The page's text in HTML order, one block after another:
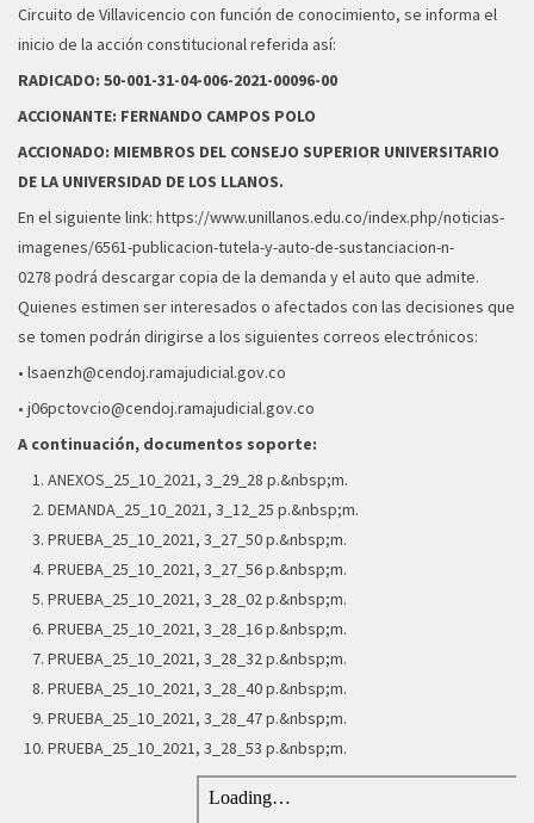
Circuito de Villavicencio con función de conocimiento, se informa el
inicio de la acción constitucional referida así:
RADICADO: 50-001-31-04-006-2021-00096-00
ACCIONANTE: FERNANDO CAMPOS POLO
ACCIONADO: MIEMBROS DEL CONSEJO SUPERIOR UNIVERSITARIO
DE LA UNIVERSIDAD DE LOS LLANOS.
En el siguiente link: https://www.unillanos.edu.co/index.php/noticias-
imagenes/6561-publicacion-tutela-y-auto-de-sustanciacion-n-
0278 podrá descargar copia de la demanda y el auto que admite.
Quienes estimen ser interesados o afectados con las decisiones que
se tomen podrán dirigirse a los siguientes correos electrónicos:
• lsaenzh@cendoj.ramajudicial.gov.co
• j06pctovcio@cendoj.ramajudicial.gov.co
A continuación, documentos soporte:
ANEXOS_25_10_2021, 3_29_28 p.&nbsp;m.
DEMANDA_25_10_2021, 3_12_25 p.&nbsp;m.
PRUEBA_25_10_2021, 3_27_50 p.&nbsp;m.
PRUEBA_25_10_2021, 3_27_56 p.&nbsp;m.
PRUEBA_25_10_2021, 3_28_02 p.&nbsp;m.
PRUEBA_25_10_2021, 3_28_16 p.&nbsp;m.
PRUEBA_25_10_2021, 3_28_32 p.&nbsp;m.
PRUEBA_25_10_2021, 3_28_40 p.&nbsp;m.
PRUEBA_25_10_2021, 3_28_47 p.&nbsp;m.
PRUEBA_25_10_2021, 3_28_53 p.&nbsp;m.